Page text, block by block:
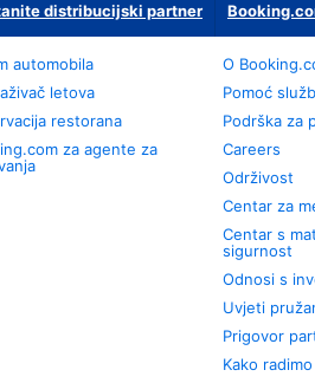
distribucijski partner
automobila
letova
restorana
za agente za
O
Pomoć
Podrška za
Careers
Održivost
Centar za
Centar s
sigurnost
Odnosi s
Uvjeti
Prigovor
Kako radimo